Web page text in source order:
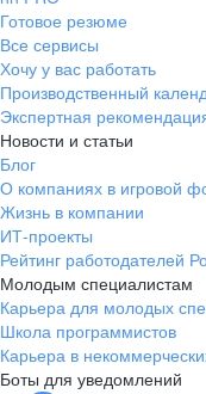
Готовое резюме
Все сервисы
Хочу у вас работать
Производственный
Экспертная
Новости и статьи
Блог
О компаниях в игровой
Жизнь в компании
ИТ-проекты
Рейтинг работодателей
Молодым специалистам
Карьера для молодых
Школа программистов
Карьера в
Боты для уведомлений